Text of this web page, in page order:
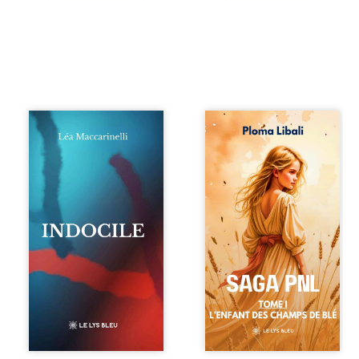
Quatre parties.
Quatre refus.
Quatre visages
d’une existence en
friction. Entre les
silences qu’on ne
déchiffre pas, les
amours qu’on
dérange, les corps
qu’on administre
et les liens qu’on
sabote, cet
ouvrage parle à
vivent trop fort,
trop vrai, trop tôt.
Autrefois, les
champs d’Atlantis
vibraient sous le
vent et les enfants
couraient dans les
blés. Puis la
couronne plia le
genou, livrant son
peuple à l’ombre
d’Ivorny. À Atove,
Luwel aurait pu
disparaître dans
les ruines de son
destin ; pourtant,
sous les pierres
d’un temple
oublié, des